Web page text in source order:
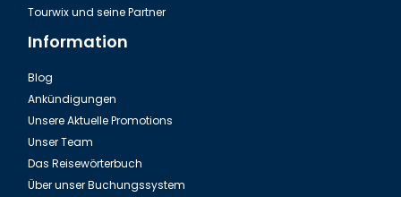
Tourwix und seine Partner
Information
Blog
Ankündigungen
Unsere Aktuelle Promotions
Unser Team
Das Reisewörterbuch
Über unser Buchungssystem